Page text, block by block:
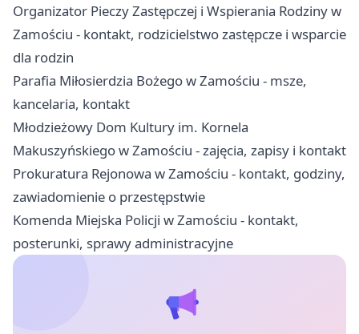
Organizator Pieczy Zastępczej i Wspierania Rodziny w
Zamościu - kontakt, rodzicielstwo zastępcze i wsparcie
dla rodzin
Parafia Miłosierdzia Bożego w Zamościu - msze,
kancelaria, kontakt
Młodzieżowy Dom Kultury im. Kornela
Makuszyńskiego w Zamościu - zajęcia, zapisy i kontakt
Prokuratura Rejonowa w Zamościu - kontakt, godziny,
zawiadomienie o przestępstwie
Komenda Miejska Policji w Zamościu - kontakt,
posterunki, sprawy administracyjne